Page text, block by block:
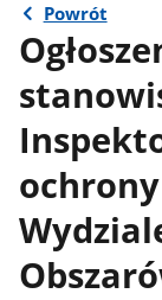
Powrót